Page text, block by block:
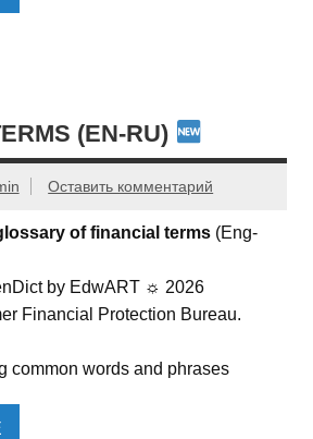
(EN-RU)
Оставить комментарий
of financial terms (Eng-
by EdwART ☼ 2026
Financial Protection Bureau.
common words and phrases